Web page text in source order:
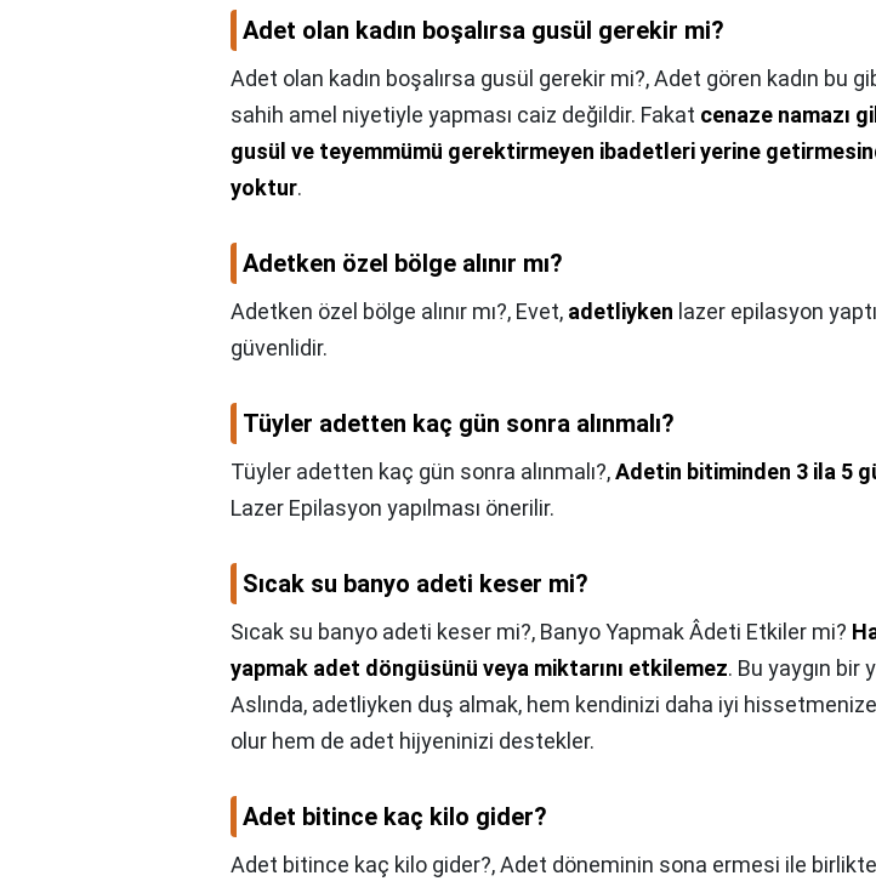
Adet olan kadın boşalırsa gusül gerekir mi?
Adet olan kadın boşalırsa gusül gerekir mi?,Adet gören kadın bu
sahih amel niyetiyle yapması caiz değildir. Fakat cenaze namazı
gusül ve teyemmümü gerektirmeyen ibadetleri yerine
yoktur.
Adetken özel bölge alınır mı?
Adetken özel bölge alınır mı?, Evet, adetliyken lazer epilasyon
güvenlidir.
Tüyler adetten kaç gün sonra alınmalı?
Tüyler adetten kaç gün sonra alınmalı?,Adetin bitiminden 3 ila 5
Lazer Epilasyon yapılması önerilir.
Sıcak su banyo adeti keser mi?
Sıcak su banyo adeti keser mi?, Banyo Yapmak Âdeti Etkiler mi?
yapmak adet döngüsünü veya miktarını etkilemez. Bu yaygın bir
Aslında, adetliyken duş almak, hem kendinizi daha iyi hissetmenize
olur hem de adet hijyeninizi destekler.
Adet bitince kaç kilo gider?
Adet bitince kaç kilo gider?,Adet döneminin sona ermesi ile birlikte